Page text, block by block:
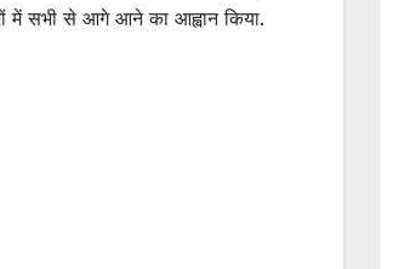
में सभी से आगे आने का आह्वान किया.